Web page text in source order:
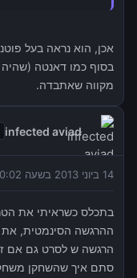
אכן, הוא נראה בעל
בסוף כמו דאנטה
מקווה שאתבדה.
infected aviad
14 ביוני 2013 בשעה 20:02
בתכלס כשראיתי את
ההרגשה הסינמטית, את
הרגשה ש לסרט גם אם
סתם איך שהשחקן